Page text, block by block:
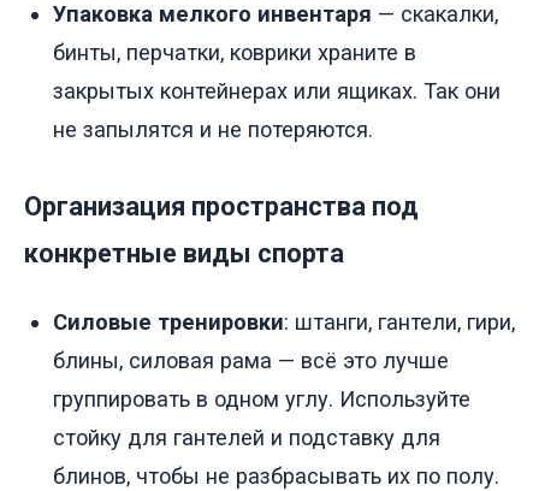
Упаковка мелкого инвентаря — скакалки,
бинты, перчатки, коврики храните в
закрытых контейнерах или ящиках. Так они
не запылятся и не потеряются.
Организация пространства под
конкретные виды спорта
Силовые тренировки: штанги, гантели, гири,
блины, силовая рама — всё это лучше
группировать в одном углу. Используйте
стойку для гантелей и подставку для
блинов, чтобы не разбрасывать их по полу.